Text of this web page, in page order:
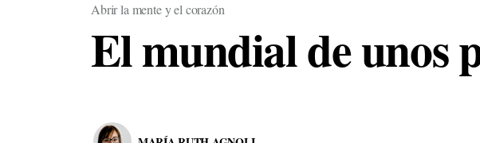
Abrir la mente y el corazón
El mundial de unos